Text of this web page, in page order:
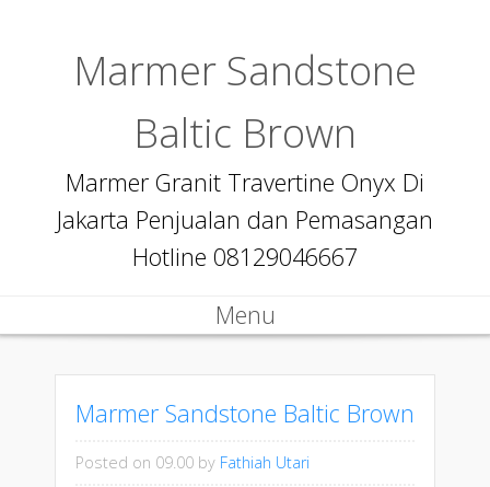
Marmer Sandstone
Baltic Brown
Marmer Granit Travertine Onyx Di
Jakarta Penjualan dan Pemasangan
Hotline 08129046667
Menu
Skip to content
Marmer Sandstone Baltic Brown
Posted on 09.00 by Fathiah Utari